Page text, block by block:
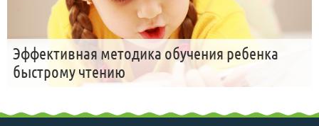
Эффективная методика обучения ребенка
быстрому чтению